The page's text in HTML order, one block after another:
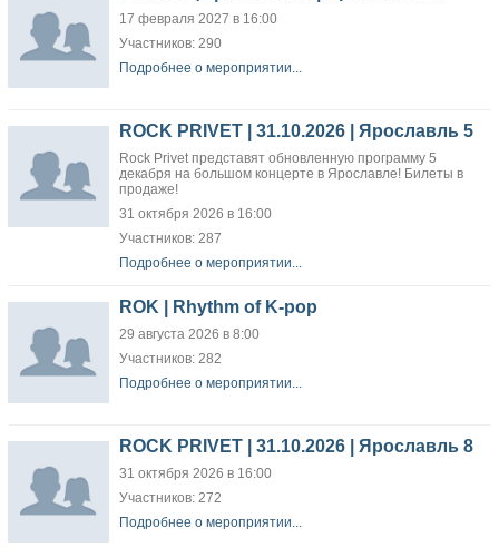
17 февраля 2027 в 16:00
Участников: 290
Подробнее о мероприятии...
ROCK PRIVET | 31.10.2026 | Ярославль 5
Rock Privet представят обновленную программу 5
декабря на большом концерте в Ярославле! Билеты в
продаже!
31 октября 2026 в 16:00
Участников: 287
Подробнее о мероприятии...
ROK | Rhythm of K-pop
29 августа 2026 в 8:00
Участников: 282
Подробнее о мероприятии...
ROCK PRIVET | 31.10.2026 | Ярославль 8
31 октября 2026 в 16:00
Участников: 272
Подробнее о мероприятии...